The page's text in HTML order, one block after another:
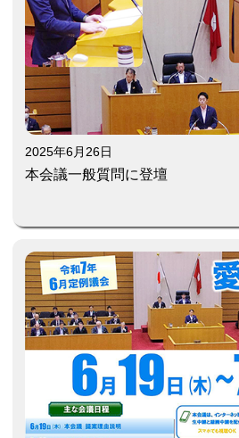
2025年6月26日
本会議一般質問に登壇